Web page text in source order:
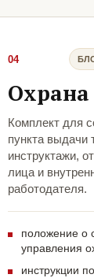
04
Охрана
Комплект для
пункта выдачи
инструктажи,
лица и
работодателя.
положение о
управления
инструкции